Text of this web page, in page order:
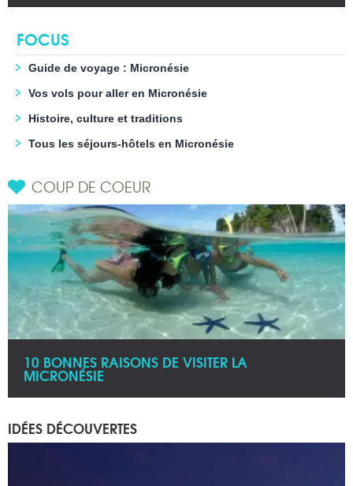
FOCUS
Guide de voyage : Micronésie
Vos vols pour aller en Micronésie
Histoire, culture et traditions
Tous les séjours-hôtels en Micronésie
COUP DE COEUR
10 BONNES RAISONS DE VISITER LA
MICRONÉSIE
IDÉES DÉCOUVERTES